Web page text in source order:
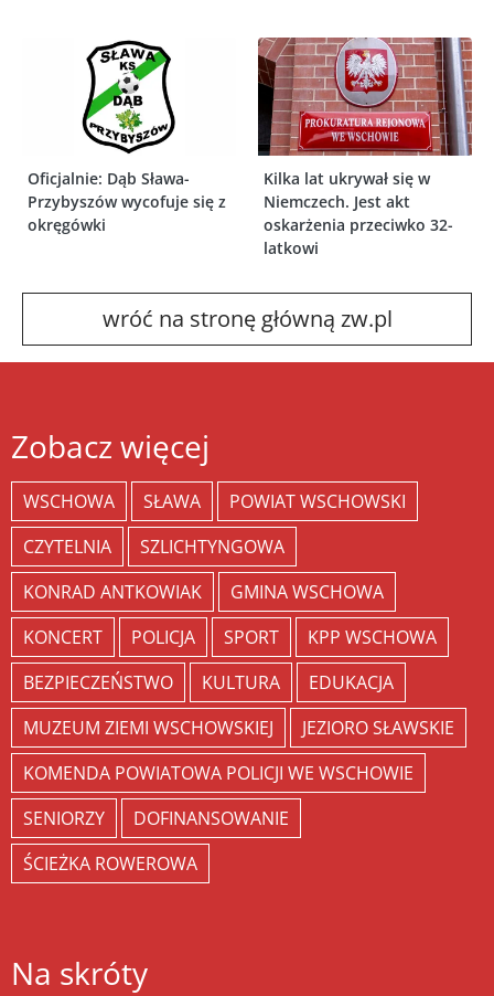
Oficjalnie: Dąb Sława-
Przybyszów wycofuje się z
okręgówki
Kilka lat ukrywał się w
Niemczech. Jest akt
oskarżenia przeciwko 32-
latkowi
wróć na stronę główną zw.pl
Zobacz więcej
WSCHOWA SŁAWA
POWIAT WSCHOWSKI
CZYTELNIA
SZLICHTYNGOWA
KONRAD ANTKOWIAK
GMINA WSCHOWA
KONCERT
POLICJA SPORT
KPP WSCHOWA
BEZPIECZEŃSTWO
KULTURA
EDUKACJA
MUZEUM ZIEMI WSCHOWSKIEJ
JEZIORO SŁAWSKIE
KOMENDA POWIATOWA POLICJI WE WSCHOWIE
SENIORZY
DOFINANSOWANIE
ŚCIEŻKA ROWEROWA
Na skróty